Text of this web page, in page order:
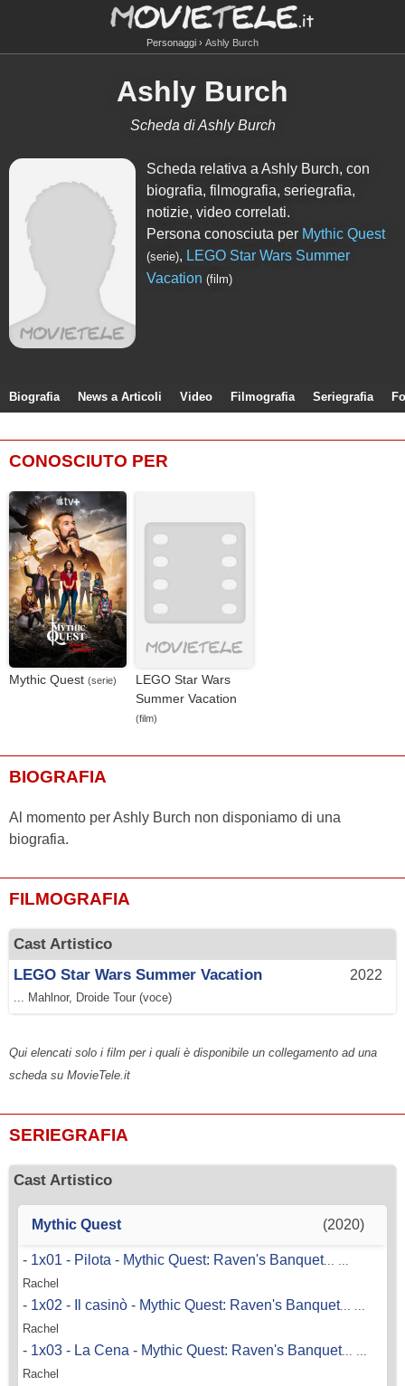
Personaggi Ashly Burch
Ashly Burch
Scheda di Ashly Burch
Scheda relativa a Ashly Burch, con
biografia, filmografia, seriegrafia,
notizie, video correlati.
Persona conosciuta per Mythic Quest
(serie), LEGO Star Wars Summer
Vacation (film)
Biografia News a Articoli Video Filmografia Seriegrafia
CONOSCIUTO PER
Mythic Quest (serie)
LEGO Star Wars
Summer Vacation
(film)
BIOGRAFIA
Al momento per Ashly Burch non disponiamo di una
biografia.
FILMOGRAFIA
Cast Artistico
2022
LEGO Star Wars Summer Vacation
... Mahlnor, Droide Tour (voce)
Qui elencati solo i film per i quali è disponibile un collegamento ad una
scheda su MovieTele.it
SERIEGRAFIA
Cast Artistico
Mythic Quest (2020)
- 1x01 - Pilota - Mythic Quest: Raven's Banquet... ...
Rachel
- 1x02 - Il casinò - Mythic Quest: Raven's Banquet... ...
Rachel
- 1x03 - La Cena - Mythic Quest: Raven's Banquet... ...
Rachel